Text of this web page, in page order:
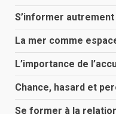
S’informer autrement
La mer comme
L’importance de
Chance, hasard et
Se former à la